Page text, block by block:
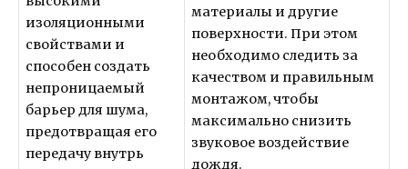
изоляционными
свойствами и
способен создать
непроницаемый
барьер для шума,
предотвращая его
передачу внутрь
материалы и другие
поверхности. При этом
необходимо следить за
качеством и правильным
монтажом, чтобы
максимально снизить
звуковое воздействие
дождя.